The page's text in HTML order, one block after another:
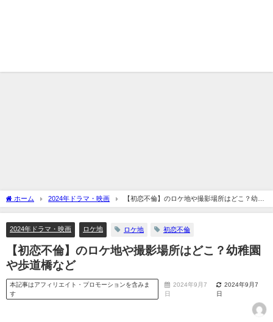
ホーム 2024年ドラマ・映画
【初恋不倫】のロケ地や撮影場所はどこ？幼稚
園や歩道橋など
2024年ドラマ・映画 ロケ地 ロケ地 初恋不倫
【初恋不倫】のロケ地や撮影場所はどこ？幼稚園
や歩道橋など
本記事はアフィリエイト・プロモーションを含みま
す
2024年9月7
日
2024年9月7
日